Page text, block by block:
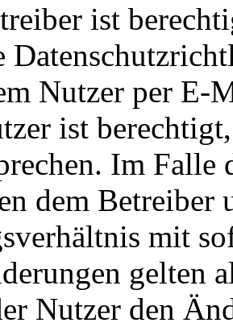
ist
Nutzer per E-
ist
Im Falle
dem Betreiber
mit
gelten
Nutzer den